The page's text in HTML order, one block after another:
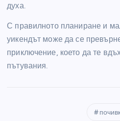
духа.
С правилното планиране и
уикендът може да се
приключение, което да те
пътувания.